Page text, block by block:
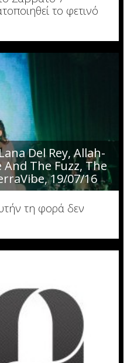
το φετινό
Del Rey, Allah-
The Fuzz, The
19/07/16
τη φορά δεν